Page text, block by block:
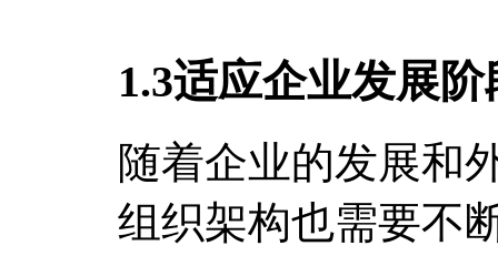
1.3适应企业发展
随着企业的发展和
组织架构也需要不